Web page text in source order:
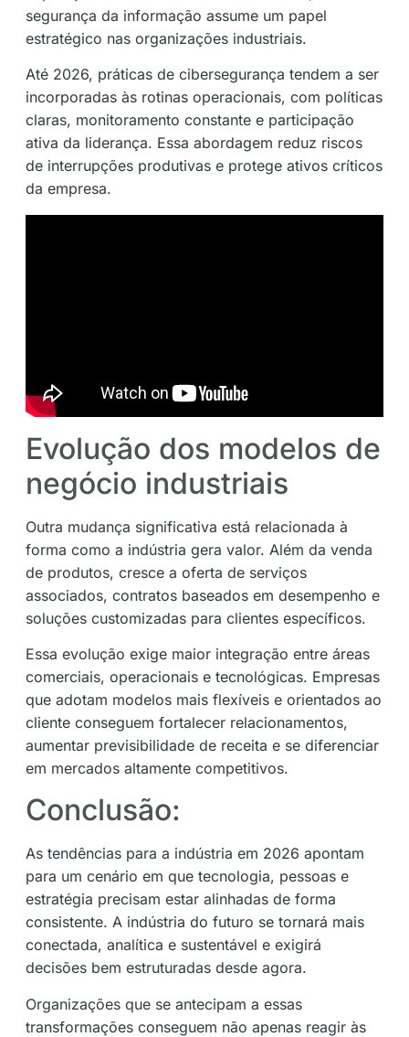
segurança da informação assume um papel
estratégico nas organizações industriais.
Até 2026, práticas de cibersegurança tendem a ser
incorporadas às rotinas operacionais, com políticas
claras, monitoramento constante e participação
ativa da liderança. Essa abordagem reduz riscos
de interrupções produtivas e protege ativos críticos
da empresa.
Evolução dos modelos de
negócio industriais
Outra mudança significativa está relacionada à
forma como a indústria gera valor. Além da venda
de produtos, cresce a oferta de serviços
associados, contratos baseados em desempenho e
soluções customizadas para clientes específicos.
Essa evolução exige maior integração entre áreas
comerciais, operacionais e tecnológicas. Empresas
que adotam modelos mais flexíveis e orientados ao
cliente conseguem fortalecer relacionamentos,
aumentar previsibilidade de receita e se diferenciar
em mercados altamente competitivos.
Conclusão:
As tendências para a indústria em 2026 apontam
para um cenário em que tecnologia, pessoas e
estratégia precisam estar alinhadas de forma
consistente. A indústria do futuro se tornará mais
conectada, analítica e sustentável e exigirá
decisões bem estruturadas desde agora.
Organizações que se antecipam a essas
transformações conseguem não apenas reagir às